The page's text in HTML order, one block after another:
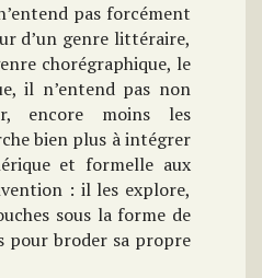
pas forcément
d’un genre littéraire,
chorégraphique, le
il n’entend pas non
encore moins les
bien plus à intégrer
et formelle aux
: il les explore,
sous la forme de
pour broder sa propre